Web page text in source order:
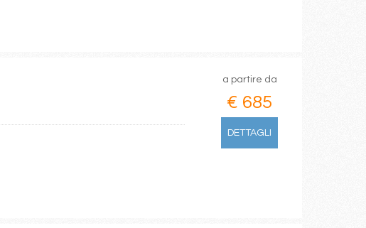
a partire da
€ 685
DETTAGLI